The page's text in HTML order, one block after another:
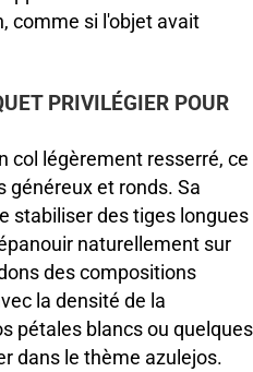
comme si l'objet avait
PRIVILÉGIER POUR
col légèrement resserré, ce
généreux et ronds. Sa
stabiliser des tiges longues
naturellement sur
des compositions
la densité de la
pétales blancs ou quelques
dans le thème azulejos.